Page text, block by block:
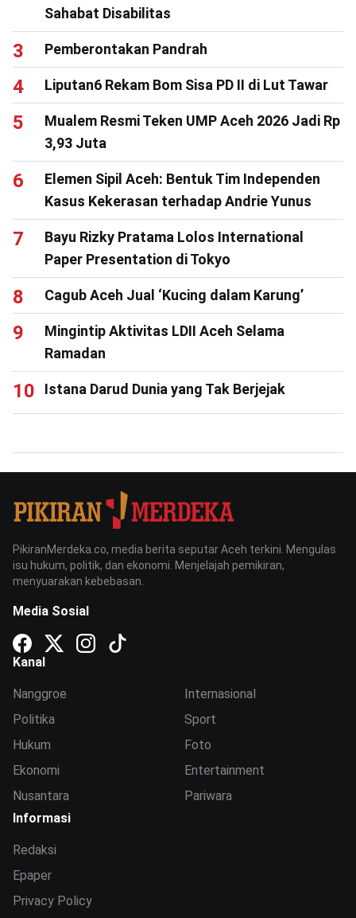
Sahabat Disabilitas
Pemberontakan Pandrah
Liputan6 Rekam Bom Sisa PD II di Lut Tawar
Mualem Resmi Teken UMP Aceh 2026 Jadi Rp
3,93 Juta
Elemen Sipil Aceh: Bentuk Tim Independen
Kasus Kekerasan terhadap Andrie Yunus
Bayu Rizky Pratama Lolos International
Paper Presentation di Tokyo
Cagub Aceh Jual ‘Kucing dalam Karung’
Mingintip Aktivitas LDII Aceh Selama
Ramadan
Istana Darud Dunia yang Tak Berjejak
PikiranMerdeka.co, media berita seputar Aceh terkini. Mengulas
isu hukum, politik, dan ekonomi. Menjelajah pemikiran,
menyuarakan kebebasan.
Media Sosial
Kanal
Nanggroe
Politika
Hukum
Ekonomi
Nusantara
Internasional
Sport
Foto
Entertainment
Pariwara
Informasi
Redaksi
Epaper
Privacy Policy